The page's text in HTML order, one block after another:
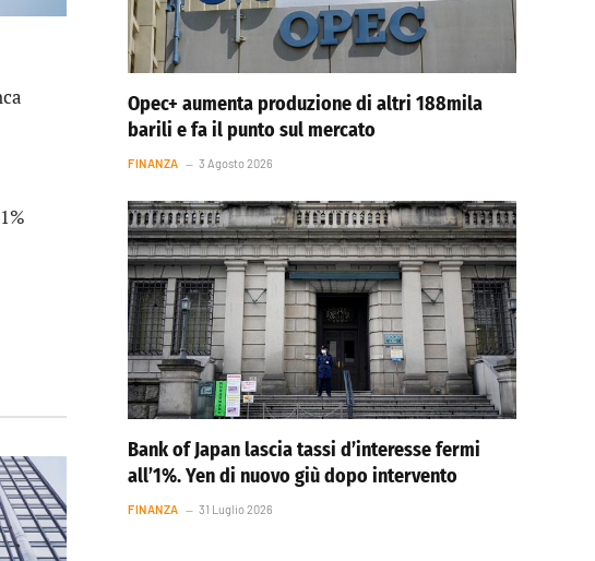
Opec+ aumenta produzione di altri 188mila
barili e fa il punto sul mercato
FINANZA 3 Agosto 2026
Bank of Japan lascia tassi d’interesse fermi
all’1%. Yen di nuovo giù dopo intervento
FINANZA 31 Luglio 2026